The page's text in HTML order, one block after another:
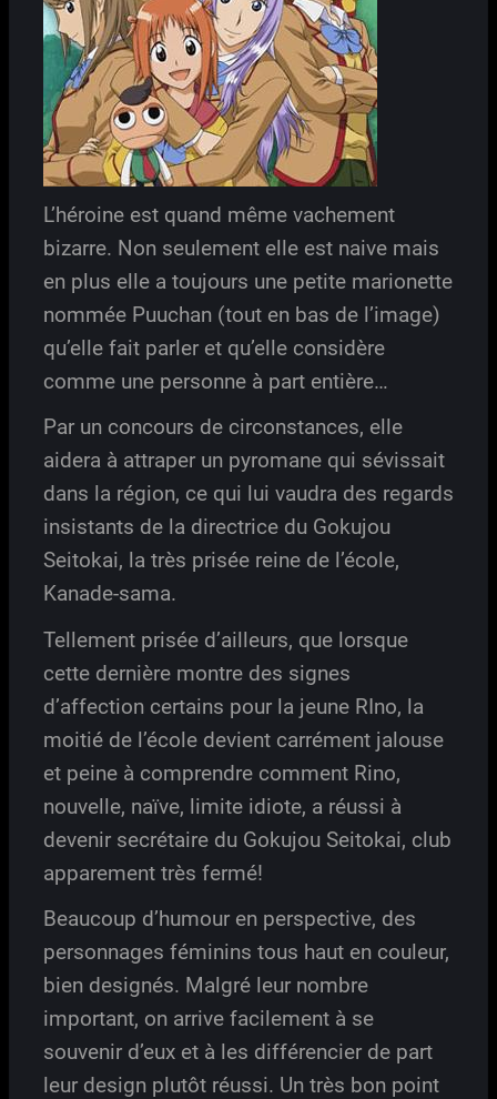
L’héroine est quand même vachement
bizarre. Non seulement elle est naive mais
en plus elle a toujours une petite marionette
nommée Puuchan (tout en bas de l’image)
qu’elle fait parler et qu’elle considère
comme une personne à part entière…
Par un concours de circonstances, elle
aidera à attraper un pyromane qui sévissait
dans la région, ce qui lui vaudra des regards
insistants de la directrice du Gokujou
Seitokai, la très prisée reine de l’école,
Kanade-sama.
Tellement prisée d’ailleurs, que lorsque
cette dernière montre des signes
d’affection certains pour la jeune RIno, la
moitié de l’école devient carrément jalouse
et peine à comprendre comment Rino,
nouvelle, naïve, limite idiote, a réussi à
devenir secrétaire du Gokujou Seitokai, club
apparement très fermé!
Beaucoup d’humour en perspective, des
personnages féminins tous haut en couleur,
bien designés. Malgré leur nombre
important, on arrive facilement à se
souvenir d’eux et à les différencier de part
leur design plutôt réussi. Un très bon point